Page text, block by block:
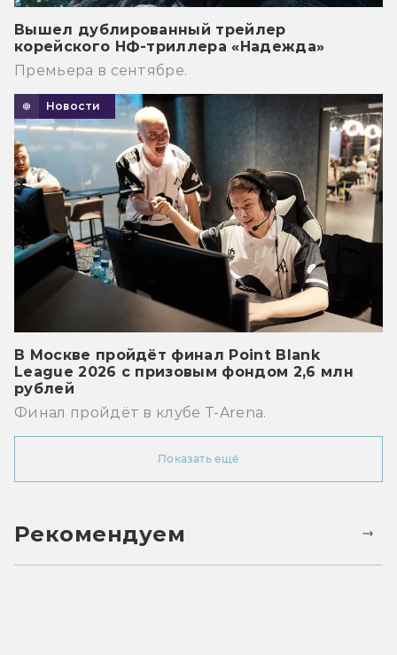
Вышел дублированный трейлер
корейского НФ-триллера «Надежда»
Премьера в сентябре.
Новости
В Москве пройдёт финал Point Blank
League 2026 с призовым фондом 2,6 млн
рублей
Финал пройдёт в клубе T-Arena.
Показать ещё
Рекомендуем